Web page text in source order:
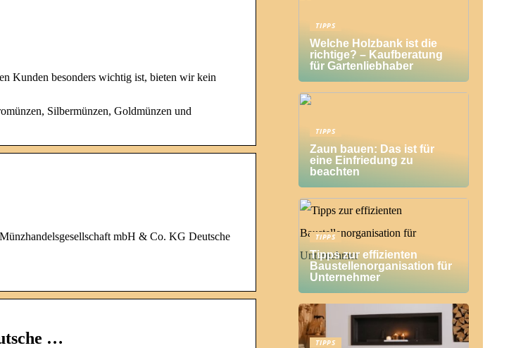
Kunden besonders wichtig ist, bieten wir kein
Silbermünzen, Goldmünzen und
mbH & Co. KG Deutsche
…
TIPPS
Welche Holzbank ist die
richtige? – Kaufberatung
für Gartenliebhaber
TIPPS
Zaun bauen: Das ist für
eine Einfriedung zu
beachten
TIPPS
Tipps zur effizienten
Baustellenorganisation für
Unternehmer
TIPPS